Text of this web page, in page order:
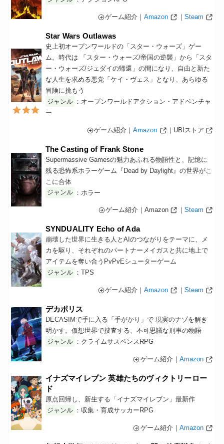
ゲーム紹介｜Amazon ｜ Steam
Star Wars Outlawas
史上初オープンワールドの「スター・ウォーズ」ゲー
ム。時代は 「スター・ウォーズ/帝国の逆襲」から「スタ
ー・ウォーズ/ジェダイの帰還」の間になり、自由と新た
な人生を求める悪党「ケイ・ヴェス」となり、あらゆる
冒険に挑もう
ジャンル ：オープンワールドアクション・アドベンチャ
ー
ゲーム紹介｜Amazon ｜UBIストア
The Casting of Frank Stone
Supermassive Gamesの魅力あふれる物語性と、記憶に
残る恐怖系ホラーゲーム『Dead by Daylight』の世界がこ
こに合体
ジャンル ：ホラー
ゲーム紹介｜Amazon ｜ Steam
SYNDUALITY Echo of Ada
崩壊した世界に生きる人とAIのつながりをテーマに、メ
カを駆り、それぞれのパートナーメイガスと共に地上で
アイテムを奪い合うPvPvEシューターゲーム
ジャンル ：TPS
ゲーム紹介｜Amazon ｜ Steam
デカポリス
DECASIMで手に入る「手がかり」で 現実のナゾを解き
明かす。仮想世界で捜査する、不可思議な刑事の物語
ジャンル ：クライムサスペンスRPG
ゲーム紹介｜ Amazon
イナズマイレブン 英雄たちのヴィクトリーロー
ド
原点回帰し、新生する「イナズマイレブン」最新作
ジャンル ：収集・育成サッカーRPG
ゲーム紹介｜ Amazon